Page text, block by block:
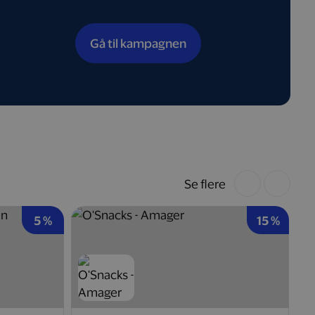
Gå til kampagnen
5 % 15 %
Se flere